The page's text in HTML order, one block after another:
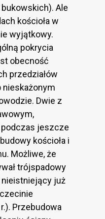
Ale
kościoła w
wyjątkowy.
pokrycia
obecność
przedziałów
Dwie z
jeszcze
kościoła i
Możliwe, że
trójspadowy
już
Przebudowa